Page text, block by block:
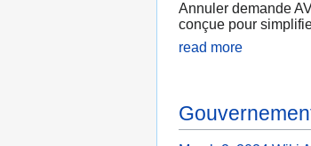
Annuler demande
conçue pour
read more